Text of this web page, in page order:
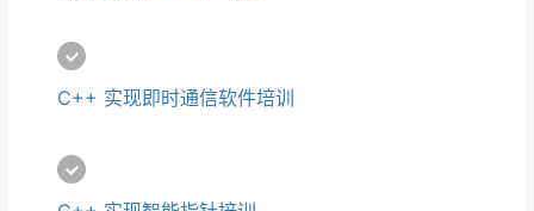
C++ 实现即时通信软件培训